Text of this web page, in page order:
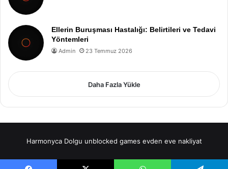
Ellerin Buruşması Hastalığı: Belirtileri ve Tedavi
Yöntemleri
Admin 23 Temmuz 2026
Daha Fazla Yükle
Harmonyca Dolgu unblocked games evden eve nakliyat